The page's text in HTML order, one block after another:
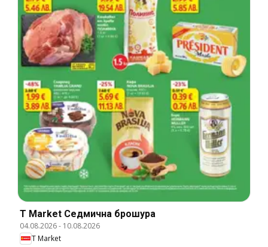
T Market Cедмична брошура
04.08.2026- 10.08.2026
T Market